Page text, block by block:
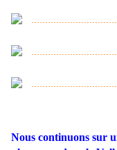
Nous continuons sur